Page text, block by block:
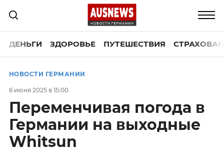
ДЕНЬГИ ЗДОРОВЬЕ ПУТЕШЕСТВИЯ
НОВОСТИ ГЕРМАНИИ
6 июня 2025 в 15:00
Переменчивая погода в
Германии на выходные
Whitsun